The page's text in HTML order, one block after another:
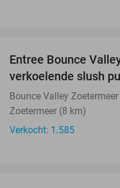
Entree Bounce
verkoelende slush
Bounce Valley Zoetermeer
Zoetermeer (8 km)
Verkocht: 1.585